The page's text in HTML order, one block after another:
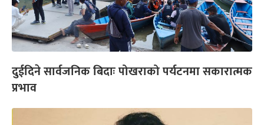
दुईदिने सार्वजनिक बिदाः पोखराको पर्यटनमा सकारात्मक
प्रभाव